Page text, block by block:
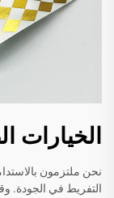
الخيارات
نحن ملتزمون
التفريط في الجودة.